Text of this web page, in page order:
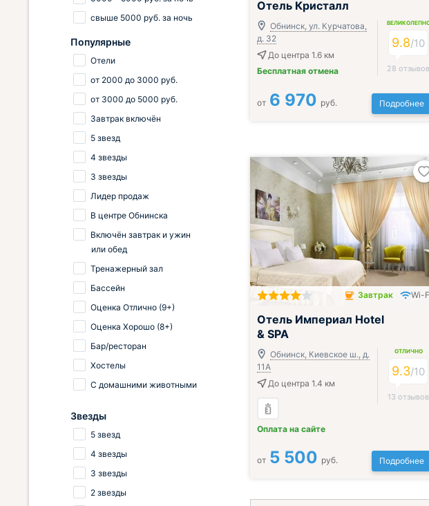
Отель Кристалл
Обнинск, ул. Курчатова,
д. 32
До центра 1.6 км
Бесплатная отмена
9.8/10
28 отзывов
от 6 970 руб. Подробнее
Завтрак включён
Завтрак Wi-
Отель Империал Hotel
& SPA
Обнинск, Киевское ш., д.
11А
До центра 1.4 км
Оплата на сайте
ОТЛИЧНО
9.3/10
13 отзывов
от 5 500 руб. Подробнее
свыше 5000 руб. за ночь
Популярные
Отели
от 2000 до 3000 руб.
от 3000 до 5000 руб.
Завтрак включён
5 звезд
4 звезды
3 звезды
Лидер продаж
В центре Обнинска
Включён завтрак и ужин
или обед
Тренажерный зал
Бассейн
Оценка Отлично (9+)
Оценка Хорошо (8+)
Бар/ресторан
Хостелы
С домашними животными
Звезды
5 звезд
4 звезды
3 звезды
2 звезды